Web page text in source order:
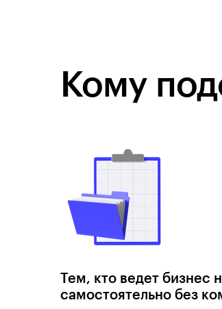
Кому
Тем, кто ведет бизнес
самостоятельно без